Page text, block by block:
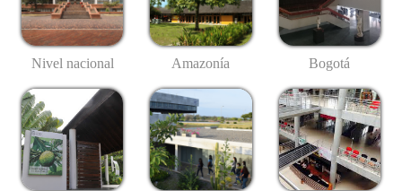
Nivel nacional Amazonía Bogotá